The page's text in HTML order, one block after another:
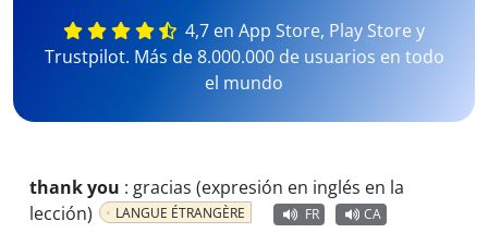
4,7 en App Store, Play Store y
Trustpilot. Más de 8.000.000 de usuarios en todo
el mundo
thank you : gracias (expresión en inglés en la
lección)
LANGUE ÉTRANGÈRE FR CA